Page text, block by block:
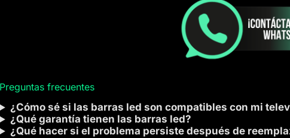
Preguntas frecuentes
¿Cómo sé si las barras led son compatibles con mi
¿Qué garantía tienen las barras led?
¿Qué hacer si el problema persiste después de